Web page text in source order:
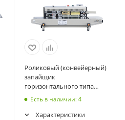
Роликовый (конвейерный)
запайщик
горизонтального типа
DBF-900 LOW COST
Есть в наличии: 4
Характеристики